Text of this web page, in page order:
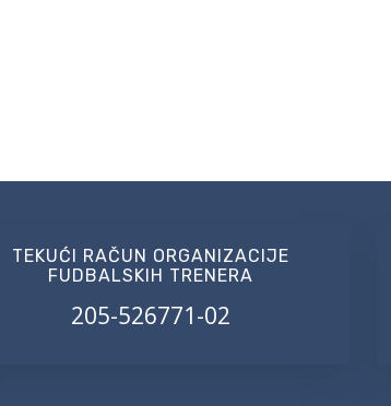
TEKUĆI RAČUN ORGANIZACIJE
FUDBALSKIH TRENERA
205-526771-02